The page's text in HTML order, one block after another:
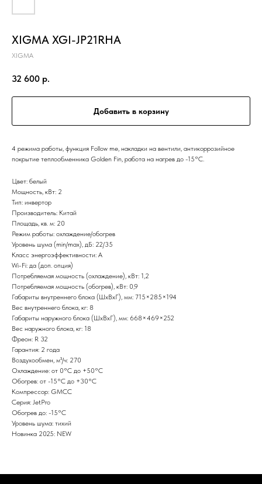
XIGMA XGI-JP21RHA
XIGMA
32 600 р.
Добавить в корзину
4 режима работы, функция Follow me, накладки на вентили, антикоррозийное
покрытие теплообменника Golden Fin, работа на нагрев до -15°С.
Цвет: белый
Мощность, кВт: 2
Тип: инвертор
Производитель: Китай
Площадь, кв. м: 20
Режим работы: охлаждение/обогрев
Уровень шума (min/max), дБ: 22/35
Класс энергоэффективности: А
Wi-Fi: да (доп. опция)
Потребляемая мощность (охлаждение), кВт: 1,2
Потребляемая мощность (обогрев), кВт: 0,9
Габариты внутреннего блока (ШxВxГ), мм: 715×285×194
Вес внутреннего блока, кг: 8
Габариты наружного блока (ШxВxГ), мм: 668×469×252
Вес наружного блока, кг: 18
Фреон: R 32
Гарантия: 2 года
Воздухообмен, м³/ч: 270
Охлаждение: от 0°С до +50°С
Обогрев: от -15°С до +30°С
Компрессор: GMCC
Серия: JetPro
Обогрев до: -15°С
Уровень шума: тихий
Новинка 2025: NEW